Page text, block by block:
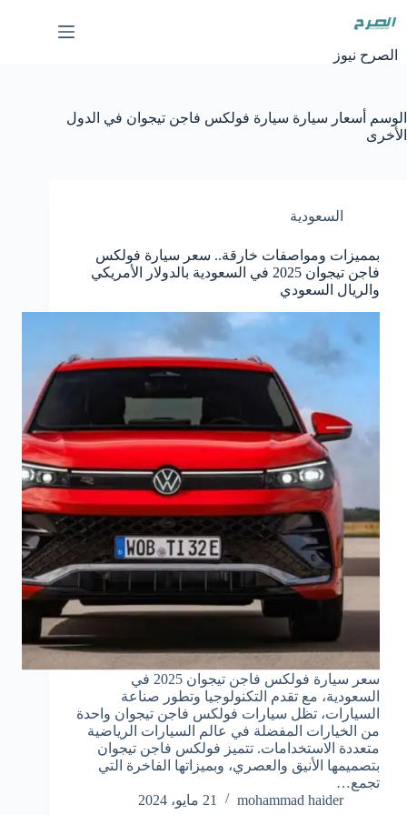
إلى
الصرح نيوز
الوسم
أسعار سيارة سيارة فولكس فاجن تيجوان في الدول
الأخرى
السعودية
بمميزات ومواصفات خارقة.. سعر سيارة فولكس
فاجن تيجوان 2025 في السعودية بالدولار الأمريكي
والريال السعودي
سعر سيارة فولكس فاجن تيجوان 2025 في
السعودية، مع تقدم التكنولوجيا وتطور صناعة
السيارات، تظل سيارات فولكس فاجن تيجوان واحدة
من الخيارات المفضلة في عالم السيارات الرياضية
متعددة الاستخدامات. تتميز فولكس فاجن تيجوان
بتصميمها الأنيق والعصري، وبميزاتها الفاخرة التي
تجمع…
mohammad haider
21 مايو، 2024